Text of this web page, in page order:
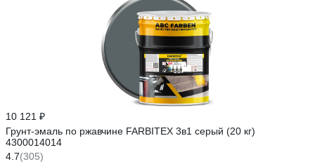
10 121 ₽
Грунт-эмаль по ржавчине FARBITEX 3в1 серый (20 кг)
4300014014
4.7(305)